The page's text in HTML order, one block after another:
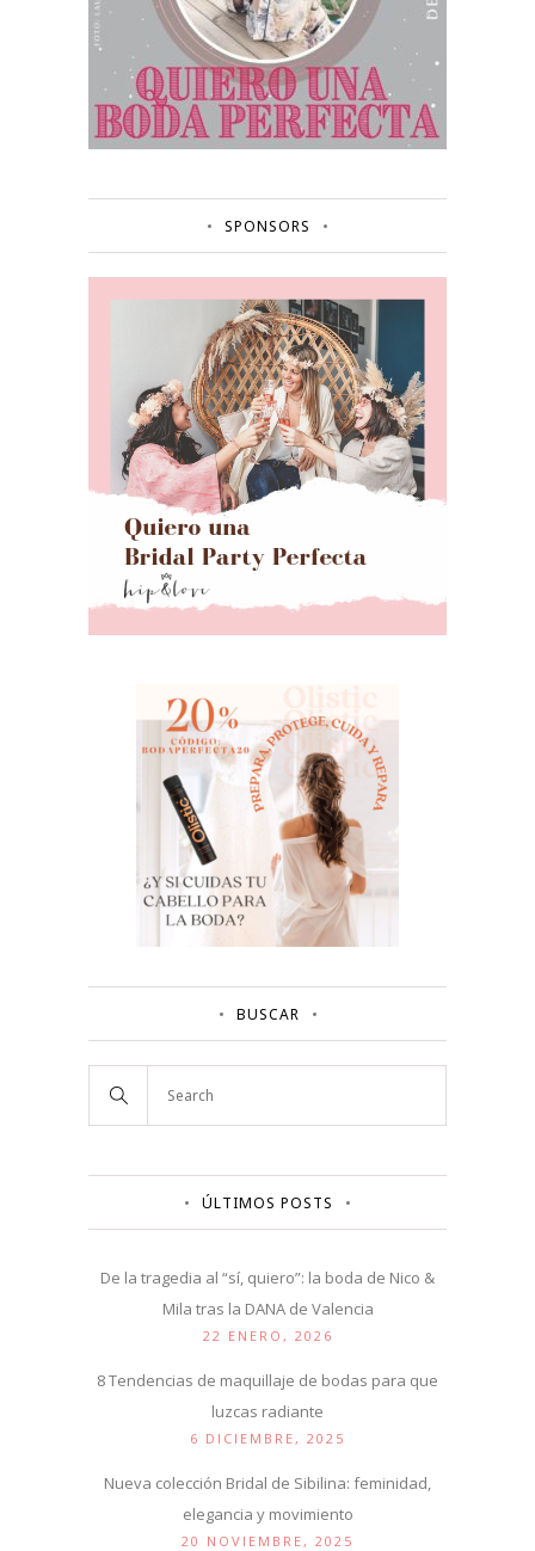
SPONSORS
BUSCAR
ÚLTIMOS POSTS
De la tragedia al “sí, quiero”: la boda de Nico &
Mila tras la DANA de Valencia
22 ENERO, 2026
8 Tendencias de maquillaje de bodas para que
luzcas radiante
6 DICIEMBRE, 2025
Nueva colección Bridal de Sibilina: feminidad,
elegancia y movimiento
20 NOVIEMBRE, 2025